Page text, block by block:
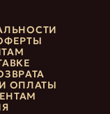
ОПЛАТЫ